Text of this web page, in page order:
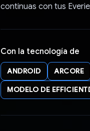
continuas con tus
Con la tecnología de
ANDROID ARCORE
MODELO DE